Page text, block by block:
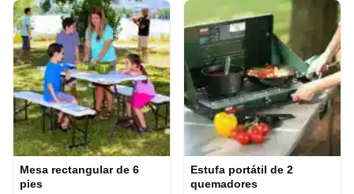
Mesa rectangular de 6
pies
Estufa portátil de 2
quemadores